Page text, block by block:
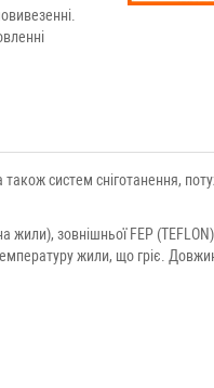
систем сніготанення,
зовнішньої FEP (TEFLON)
жили, що гріє.